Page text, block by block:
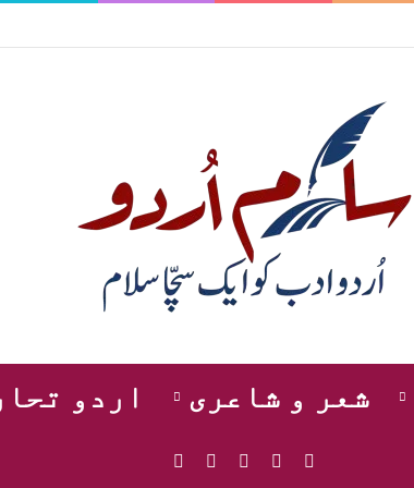
شعر و شاعری اردو
Facebook
YouTube
Instagram